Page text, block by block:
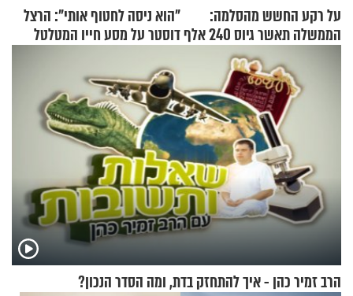
על רקע החשש מהסלמה:
הממשלה תאשר גיוס 240 אלף
"הוא ניסה לחטוף אותי": הרצל
דוסטר על מסע חייו המטלטל
הרב זמיר כהן - איך להתחזק בדת, ומה הסדר הנכון?